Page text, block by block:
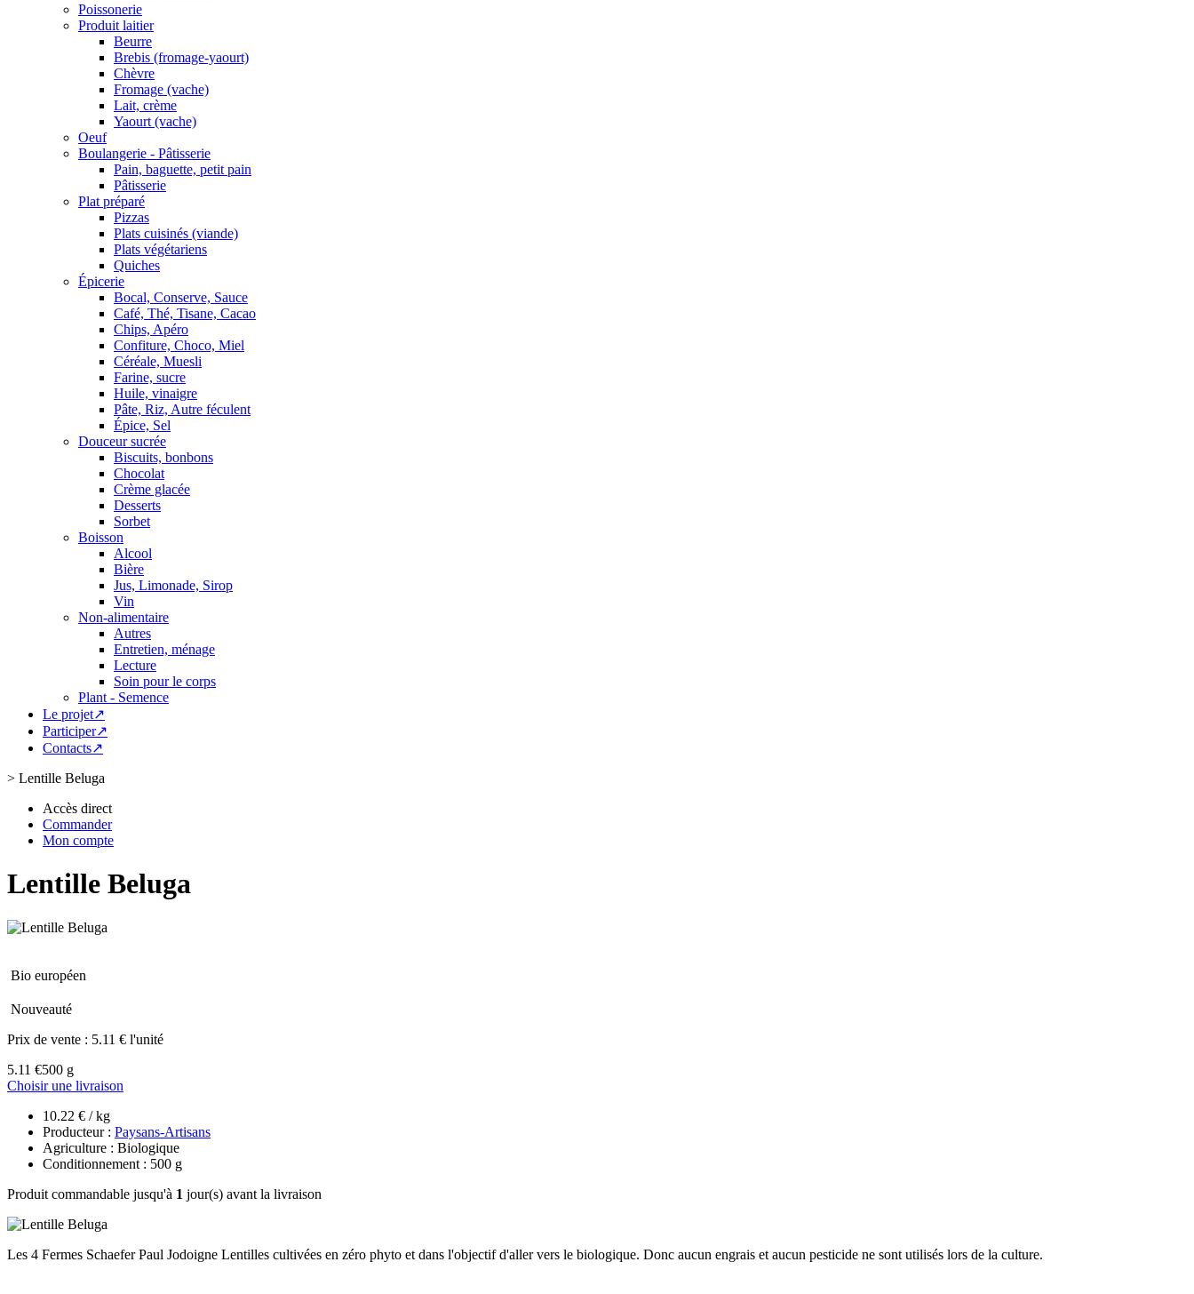
Poissonerie
Produit laitier
Beurre
Brebis (fromage-yaourt)
Chèvre
Fromage (vache)
Lait, crème
Yaourt (vache)
Oeuf
Boulangerie - Pâtisserie
Pain, baguette, petit pain
Pâtisserie
Plat préparé
Pizzas
Plats cuisinés (viande)
Plats végétariens
Quiches
Épicerie
Bocal, Conserve, Sauce
Café, Thé, Tisane, Cacao
Chips, Apéro
Confiture, Choco, Miel
Céréale, Muesli
Farine, sucre
Huile, vinaigre
Pâte, Riz, Autre féculent
Épice, Sel
Douceur sucrée
Biscuits, bonbons
Chocolat
Crème glacée
Desserts
Sorbet
Boisson
Alcool
Bière
Jus, Limonade, Sirop
Vin
Non-alimentaire
Autres
Entretien, ménage
Lecture
Soin pour le corps
Plant - Semence
Le projet↗
Participer↗
Contacts↗
> Lentille Beluga
Accès direct
Commander
Mon compte
Lentille Beluga
Bio européen
Nouveauté
Prix de vente : 5.11 € l'unité
5.11 €500 g
Choisir une livraison
10.22 € / kg
Producteur : Paysans-Artisans
Agriculture : Biologique
Conditionnement : 500 g
Produit commandable jusqu'à 1 jour(s) avant la livraison
Les 4 Fermes Schaefer Paul Jodoigne Lentilles cultivées en zéro phyto et dans l'objectif d'aller vers le biologique. Donc aucun engrais et aucun pesticide ne sont utilisés lors de la culture.